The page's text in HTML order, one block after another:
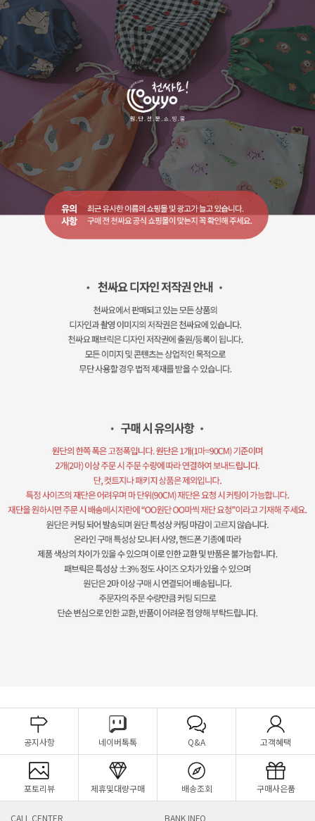
공지사항 네이버톡톡 Q&A 고객혜택
포토리뷰 제휴및대량구매 배송조회 구매사은품
CALL CENTER BANK INFO